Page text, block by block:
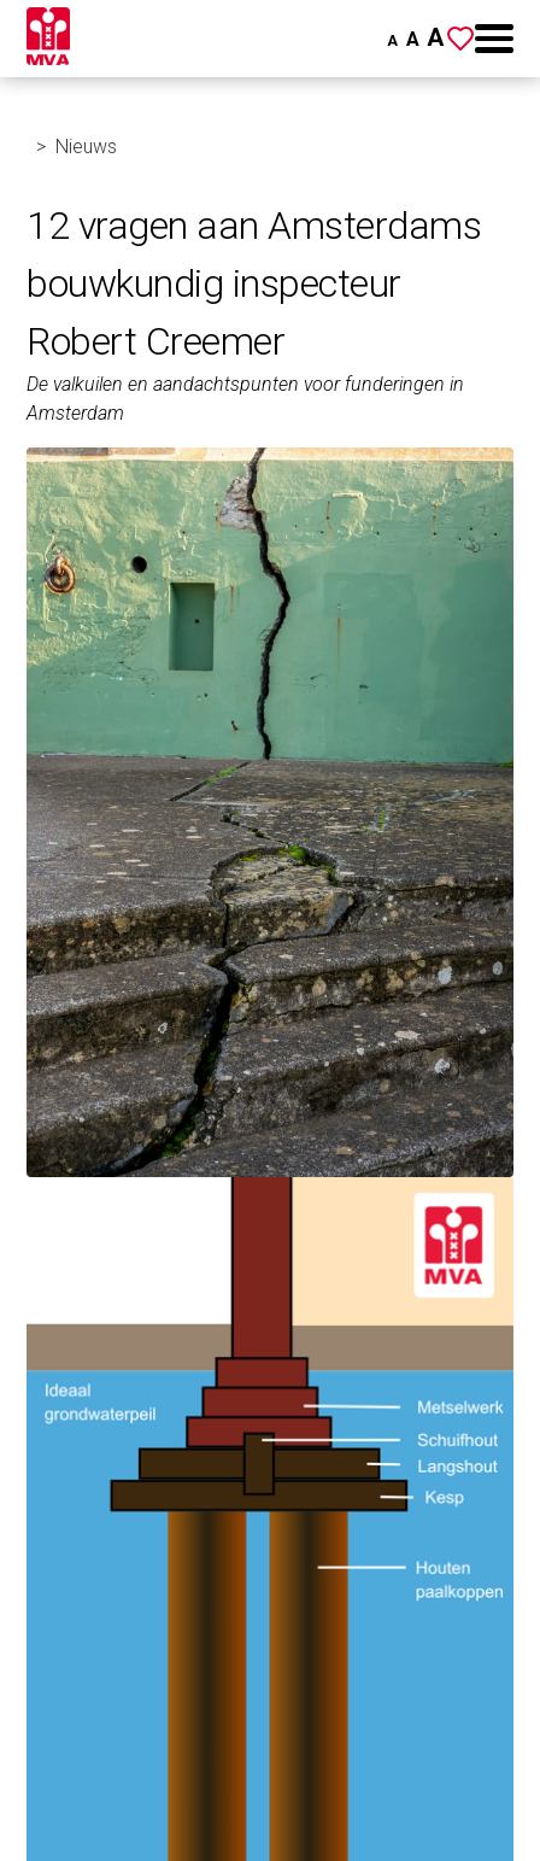
A A A
Nieuws
12 vragen aan Amsterdams
bouwkundig inspecteur
Robert Creemer
De valkuilen en aandachtspunten voor funderingen in
Amsterdam